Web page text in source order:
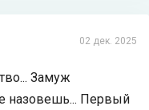
02 дек. 2025
Замуж
назовешь... Первый